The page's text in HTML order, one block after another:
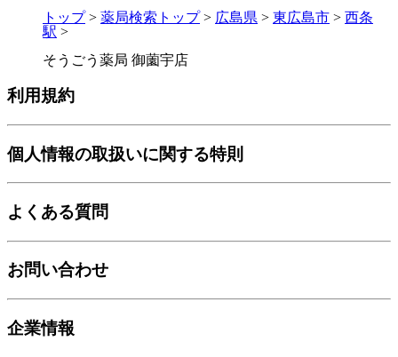
トップ> 薬局検索トップ> 広島県 > 東広島市 > 西条
駅 >
そうごう薬局 御薗宇店
利用規約
個人情報の取扱いに関する特則
よくある質問
お問い合わせ
企業情報